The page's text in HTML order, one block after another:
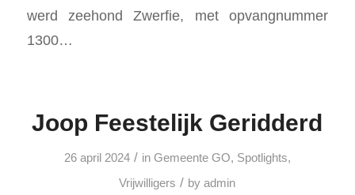
werd zeehond Zwerfie, met opvangnummer
1300…
Joop Feestelijk Geridderd
26 april 2024 / in Gemeente GO, Spotlights,
Vrijwilligers / byadmin